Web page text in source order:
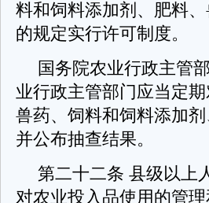
料和饲料添加剂、肥料
的规定实行许可制度。
国务院农业行政主管
业行政主管部门应当定
兽药、饲料和饲料添加
并公布抽查结果。
第二十二条 县级以上
对农业投入品使用的管